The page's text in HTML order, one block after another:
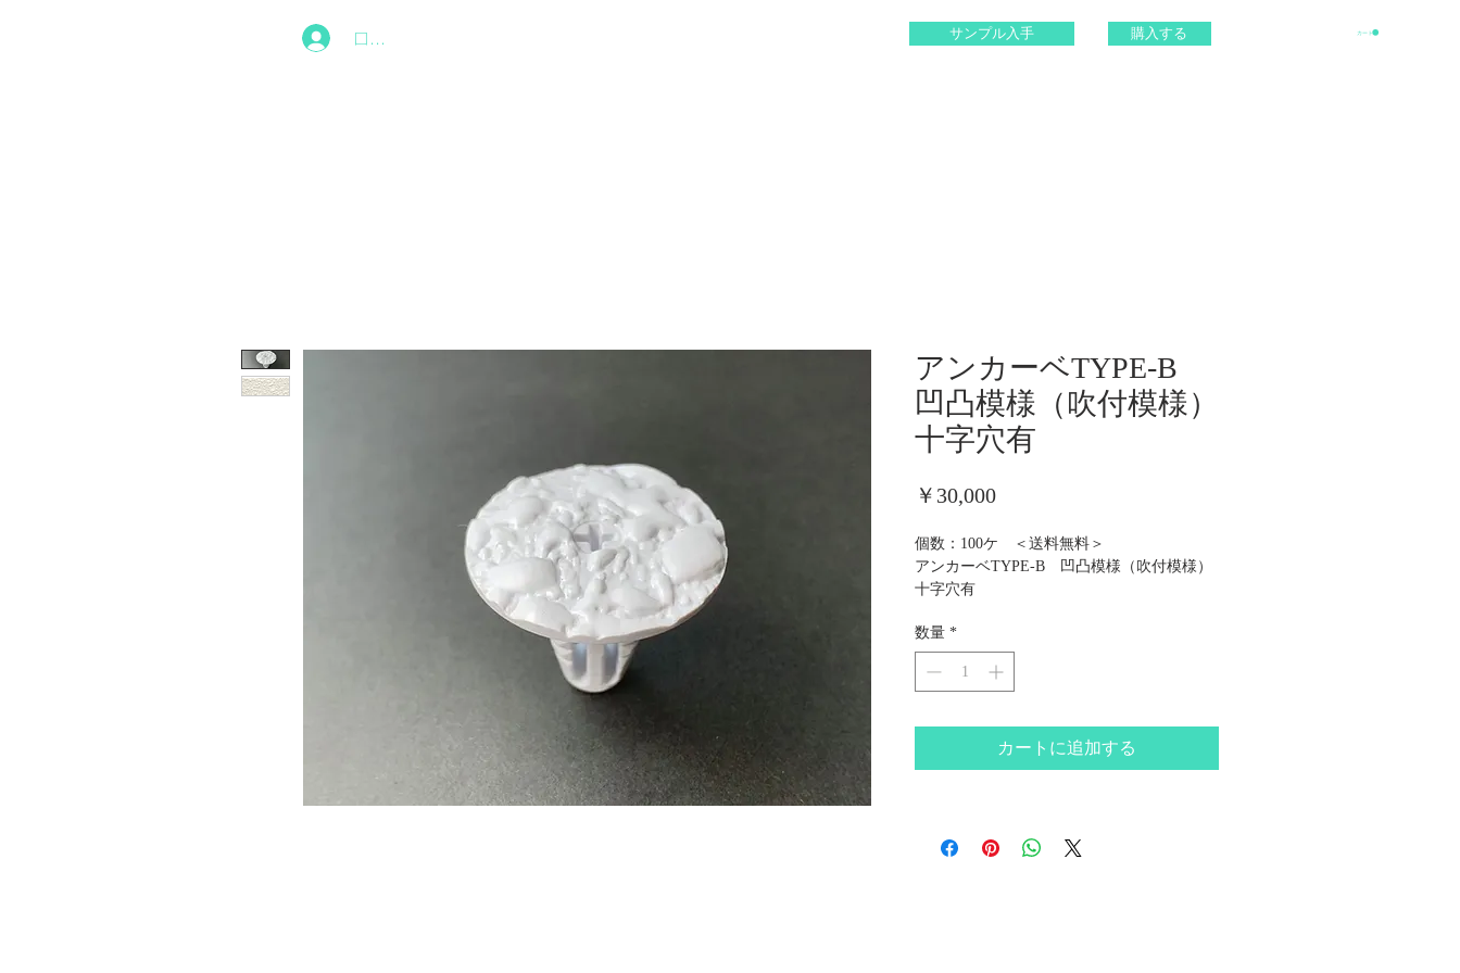
ログイン 購入する
サンプル入手 カート
アンカーベTYPE-B
凹凸模様（吹付模様）
十字穴有
￥30,000価
個数：100ケ ＜送料無料＞
アンカーベTYPE-B 凹凸模様（吹付模様）
十字穴有
材質：PVC（アイボリー） 地球環境に優し
いリサイクル材使用
叩き込むだけで固定できる画期的な商品
危険な足場解体作業時間短縮に
取外し、調整が可能（十字穴有のみ）
※必ず使用方法をご確認の上ご購入下さい。
数量 *
カートに追加する